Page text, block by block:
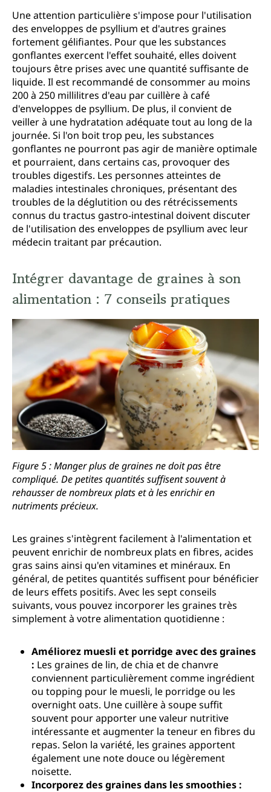
Une attention particulière s'impose pour l'utilisation
des enveloppes de psyllium et d'autres graines
fortement gélifiantes. Pour que les substances
gonflantes exercent l'effet souhaité, elles doivent
toujours être prises avec une quantité suffisante de
liquide. Il est recommandé de consommer au moins
200 à 250 millilitres d'eau par cuillère à café
d'enveloppes de psyllium. De plus, il convient de
veiller à une hydratation adéquate tout au long de la
journée. Si l'on boit trop peu, les substances
gonflantes ne pourront pas agir de manière optimale
et pourraient, dans certains cas, provoquer des
troubles digestifs. Les personnes atteintes de
maladies intestinales chroniques, présentant des
troubles de la déglutition ou des rétrécissements
connus du tractus gastro-intestinal doivent discuter
de l'utilisation des enveloppes de psyllium avec leur
médecin traitant par précaution.
Intégrer davantage de graines à son
alimentation : 7 conseils pratiques
Figure 5 : Manger plus de graines ne doit pas être
compliqué. De petites quantités suffisent souvent à
rehausser de nombreux plats et à les enrichir en
nutriments précieux.
Les graines s'intègrent facilement à l'alimentation et
peuvent enrichir de nombreux plats en fibres, acides
gras sains ainsi qu'en vitamines et minéraux. En
général, de petites quantités suffisent pour bénéficier
de leurs effets positifs. Avec les sept conseils
suivants, vous pouvez incorporer les graines très
simplement à votre alimentation quotidienne :
Améliorez muesli et porridge avec des graines
: Les graines de lin, de chia et de chanvre
conviennent particulièrement comme ingrédient
ou topping pour le muesli, le porridge ou les
overnight oats. Une cuillère à soupe suffit
souvent pour apporter une valeur nutritive
intéressante et augmenter la teneur en fibres du
repas. Selon la variété, les graines apportent
également une note douce ou légèrement
noisette.
Incorporez des graines dans les smoothies :